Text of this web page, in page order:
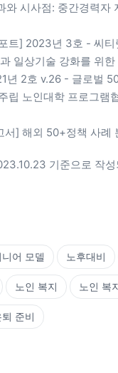
시사점: 중간경력자
트] 2023년 3호 - 씨티
일상기술 강화를 위한
년 2호 v.26 - 글로벌
립 노인대학 프로그램
서] 해외 50+정책 사례
기준으로 작
어 모델 노후대비
노인 복지 노인 복
퇴 준비